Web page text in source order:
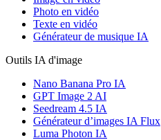
Photo en vidéo
Texte en vidéo
Générateur de musique IA
Outils IA d'image
Nano Banana Pro IA
GPT Image 2 AI
Seedream 4.5 IA
Générateur d’images IA Flux
Luma Photon IA